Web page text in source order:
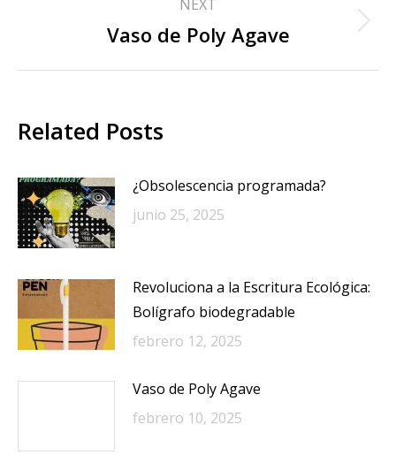
NEXT
Vaso de Poly Agave
Related Posts
¿Obsolescencia programada?
junio 25, 2025
Revoluciona a la Escritura Ecológica:
Bolígrafo biodegradable
febrero 12, 2025
Vaso de Poly Agave
febrero 10, 2025